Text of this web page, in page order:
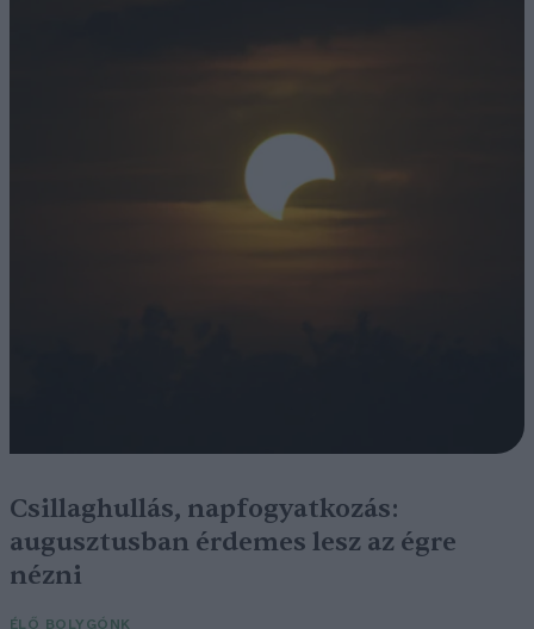
Csillaghullás, napfogyatkozás:
augusztusban érdemes lesz az égre
nézni
ÉLŐ BOLYGÓNK